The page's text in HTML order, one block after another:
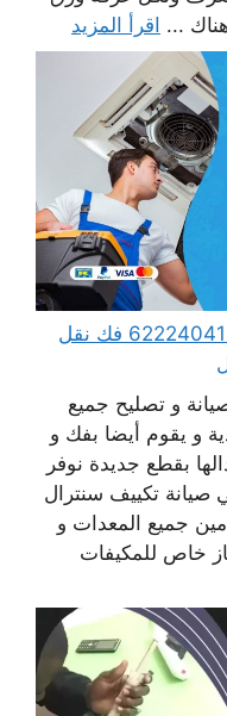
... اقرأ المزيد
فني تكييف مركزي هندي الكويت 62224041 فك نقل
و تصليح جميع
و يقوم أيضا بفك و
بقطع جديدة نوفر
صيانة تكييف سنترال
جميع المعدات و
خاص للمكيفات